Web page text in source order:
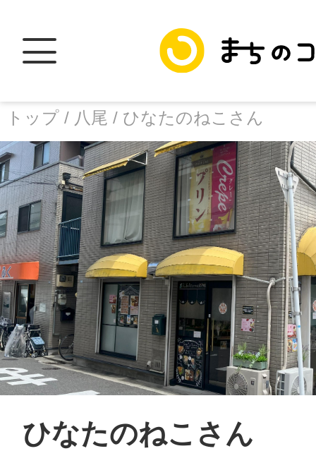
トップ / 八尾 / ひなたのねこさん
facebook
X
LINE
SMS
ひなたのねこさん
トップ
加盟スポットに
地域に導入を